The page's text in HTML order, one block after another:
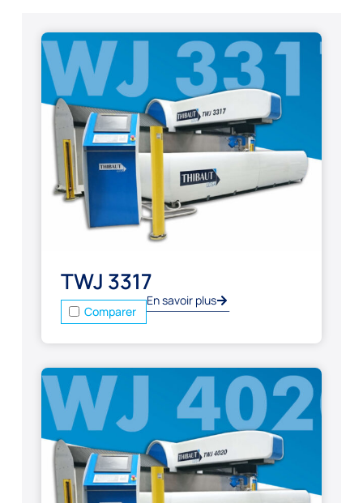
TWJ 3317
Comparer
En savoir plus